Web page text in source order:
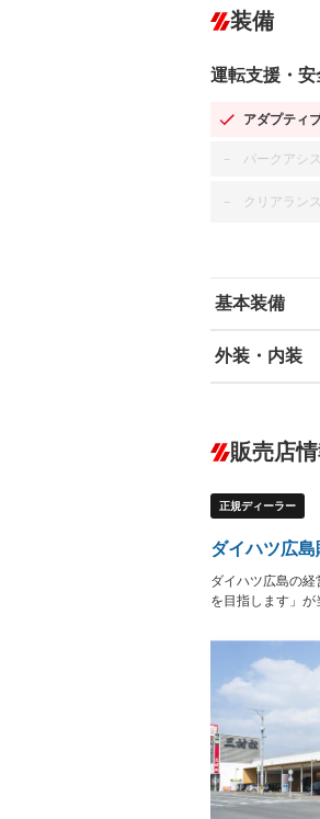
装備
運転支援・安
アダプティ
－ パークアシ
－ クリアラン
基本装備
エアバッグ
－ ダウンヒル
Bluetooth接続
－ レンタカー
外装・内装
オーディオ
－
ヘッドライ
ー
LEDヘッド
ETC
フルフラッ
シートヒータ
－ フロントカメ
－ ルーフレー
販売店
正規ディーラー
ダイハツ広
ダイハツ広島の
を目指します」が